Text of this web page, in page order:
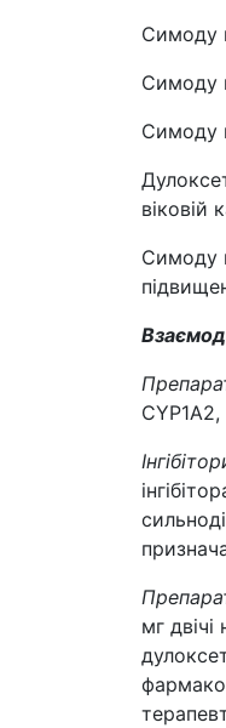
Симоду
Симоду
Симоду
віковій
Симоду
мг